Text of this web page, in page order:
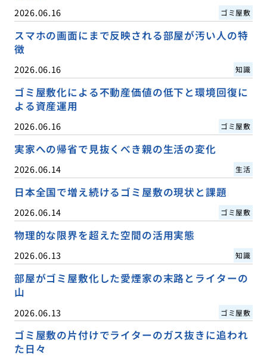
2026.06.16 ゴミ屋敷
スマホの画面にまで反映される部屋が汚い人の特
徴
2026.06.16 知識
ゴミ屋敷化による不動産価値の低下と環境回復に
よる資産運用
2026.06.16 ゴミ屋敷
実家への帰省で見抜くべき親の生活の変化
2026.06.14 生活
日本全国で増え続けるゴミ屋敷の現状と課題
2026.06.14 ゴミ屋敷
物理的な限界を超えた空間の活用実態
2026.06.13 知識
部屋がゴミ屋敷化した愛煙家の末路とライターの
山
2026.06.13 ゴミ屋敷
ゴミ屋敷の片付けでライターのガス抜きに追われ
た日々